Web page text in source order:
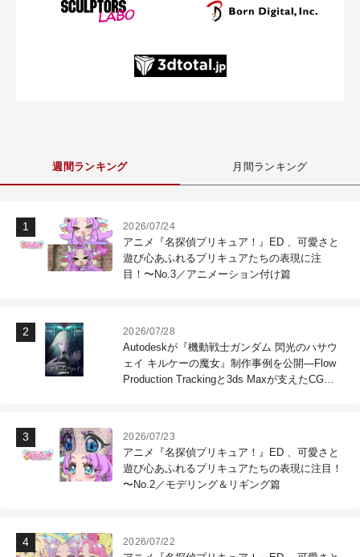
週間ランキング 月間ランキング
2026/07/24
アニメ『名探偵プリキュア！』ED 、可愛さと
遊び心あふれるプリキュアたちの表現に注
目！〜No.3／アニメーション付け篇
2026/07/28
Autodeskが『機動戦士ガンダム 閃光のハサウ
ェイ キルケーの魔女』制作事例を公開―Flow
Production Trackingと3ds Maxが支えたCG制
2026/07/23
アニメ『名探偵プリキュア！』ED 、可愛さと
遊び心あふれるプリキュアたちの表現に注目！
〜No.2／モデリング＆リギング篇
2026/07/22